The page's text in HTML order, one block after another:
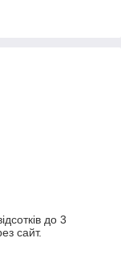
до 3
сайт.